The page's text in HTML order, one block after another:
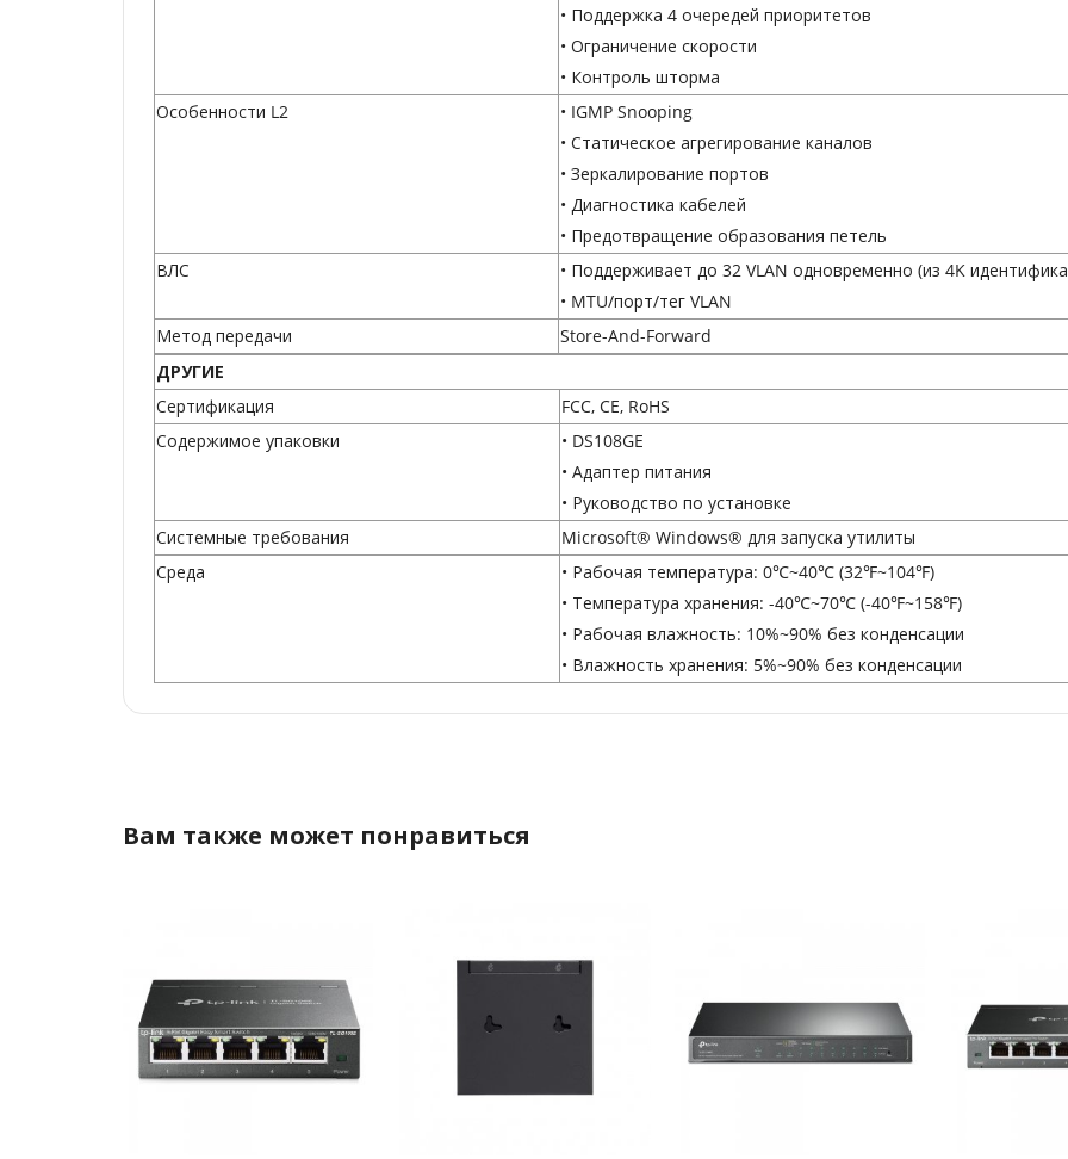
• Поддержка 4 очередей приоритетов
• Ограничение скорости
• Контроль шторма
Особенности L2
• IGMP Snooping
• Статическое агрегирование каналов
• Зеркалирование портов
• Диагностика кабелей
• Предотвращение образования петель
ВЛС
• Поддерживает до 32 VLAN одновременно (из 4K
• MTU/порт/тег VLAN
Метод передачи
Store-And-Forward
ДРУГИЕ
Сертификация
FCC, CE, RoHS
Содержимое упаковки
• DS108GE
• Адаптер питания
• Руководство по установке
Системные требования
Microsoft® Windows® для запуска утилиты
Среда
• Рабочая температура: 0℃~40℃ (32℉~104℉)
• Температура хранения: -40℃~70℃ (-40℉~158℉)
• Рабочая влажность: 10%~90% без конденсации
• Влажность хранения: 5%~90% без конденсации
Вам также может понравиться